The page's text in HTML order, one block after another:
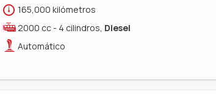
165,000 kilómetros
2000 cc - 4 cilindros, Diesel
Automático